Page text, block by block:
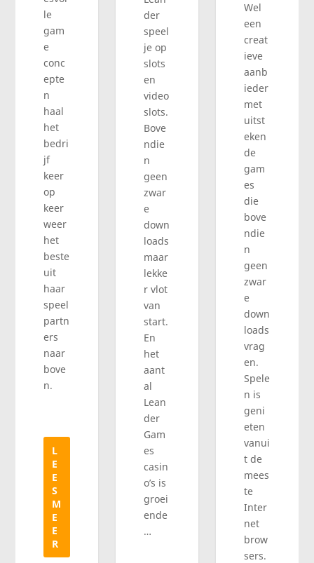
le
gam
e
conc
epte
n
haal
het
bedri
jf
keer
op
keer
weer
het
beste
uit
haar
speel
partn
ers
naar
bove
n.
L
E
E
S
M
E
E
R
der
speel
je op
slots
en
video
slots.
Bove
ndie
n
geen
zwar
e
down
loads
maar
lekke
r vlot
van
start.
En
het
aant
al
Lean
der
Gam
es
casin
o’s is
groei
ende
…
Wel
een
creat
ieve
aanb
ieder
met
uitst
eken
de
gam
es
die
bove
ndie
n
geen
zwar
e
down
loads
vrag
en.
Spele
n is
geni
eten
vanui
t de
mees
te
Inter
net
brow
sers.